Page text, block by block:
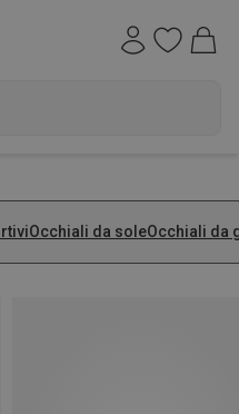
Occhiali da soleOcchiali da